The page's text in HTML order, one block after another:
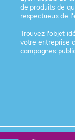
de produits de
respectueux de
Trouvez l'objet
votre entreprise
campagnes